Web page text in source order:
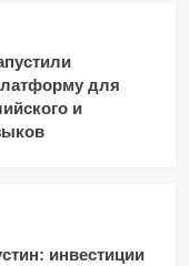
для
и
инвестиции